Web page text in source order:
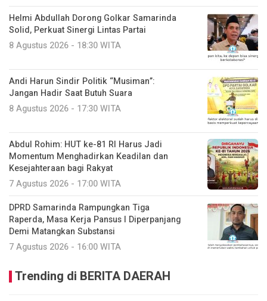
Helmi Abdullah Dorong Golkar Samarinda
Solid, Perkuat Sinergi Lintas Partai
8 Agustus 2026 - 18:30 WITA
Andi Harun Sindir Politik “Musiman”:
Jangan Hadir Saat Butuh Suara
8 Agustus 2026 - 17:30 WITA
Abdul Rohim: HUT ke-81 RI Harus Jadi
Momentum Menghadirkan Keadilan dan
Kesejahteraan bagi Rakyat
7 Agustus 2026 - 17:00 WITA
DPRD Samarinda Rampungkan Tiga
Raperda, Masa Kerja Pansus I Diperpanjang
Demi Matangkan Substansi
7 Agustus 2026 - 16:00 WITA
Trending di BERITA DAERAH